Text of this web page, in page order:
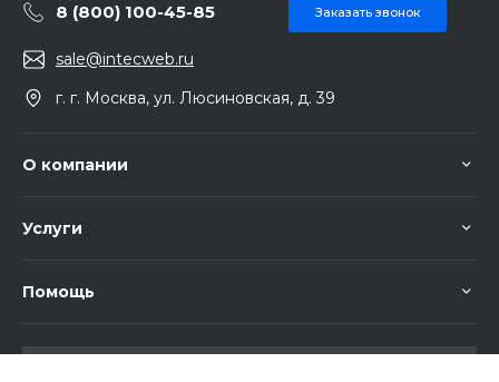
8 (800) 100-45-85 Заказать звонок
sale@intecweb.ru
г. г. Москва, ул. Люсиновская, д. 39
О компании
Услуги
Помощь